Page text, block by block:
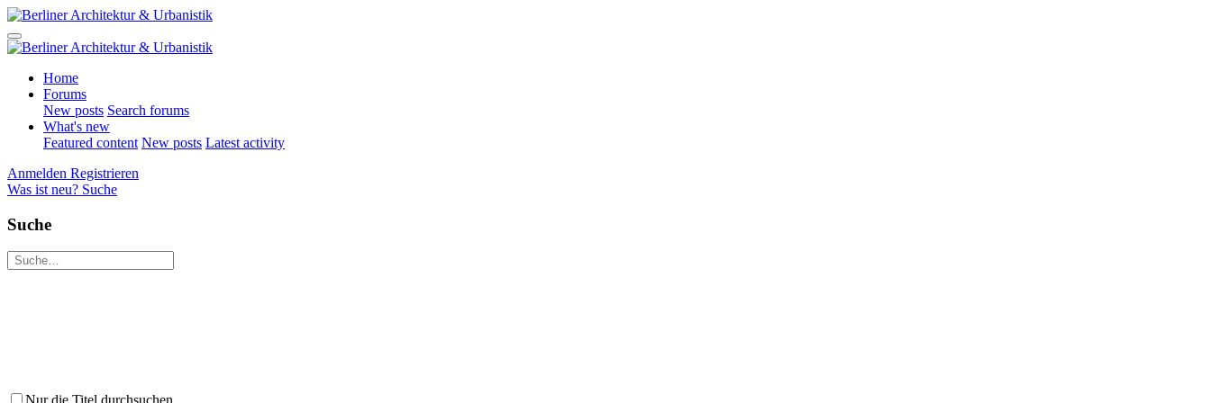
Home
Forums
New posts Search forums
What's new
Featured content New posts Latest activity
Anmelden Registrieren
Was ist neu? Suche
Suche